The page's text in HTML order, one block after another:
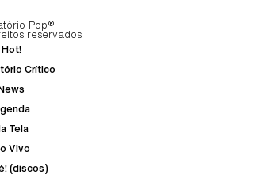
Pop®
reservados
Hot!
Crítico
Tela
Vivo
(discos)